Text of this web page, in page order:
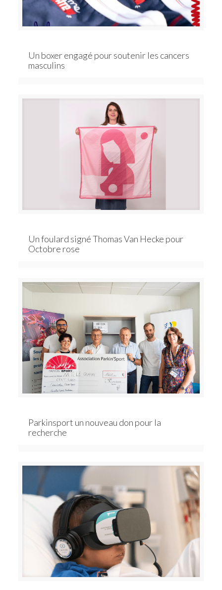
Un boxer engagé pour soutenir les cancers
masculins
Un foulard signé Thomas Van Hecke pour
Octobre rose
Parkinsport un nouveau don pour la
recherche